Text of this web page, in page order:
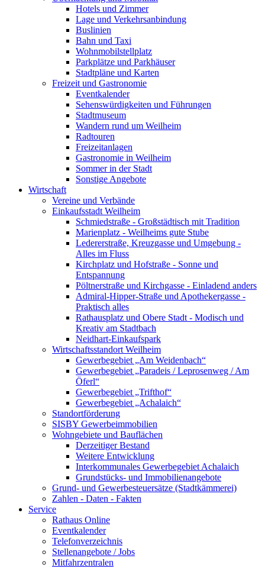
Hotels und Zimmer
Lage und Verkehrsanbindung
Buslinien
Bahn und Taxi
Wohnmobilstellplatz
Parkplätze und Parkhäuser
Stadtpläne und Karten
Freizeit und Gastronomie
Eventkalender
Sehenswürdigkeiten und Führungen
Stadtmuseum
Wandern rund um Weilheim
Radtouren
Freizeitanlagen
Gastronomie in Weilheim
Sommer in der Stadt
Sonstige Angebote
Wirtschaft
Vereine und Verbände
Einkaufsstadt Weilheim
Schmiedstraße - Großstädtisch mit Tradition
Marienplatz - Weilheims gute Stube
Ledererstraße, Kreuzgasse und Umgebung -
Alles im Fluss
Kirchplatz und Hofstraße - Sonne und
Entspannung
Pöltnerstraße und Kirchgasse - Einladend anders
Admiral-Hipper-Straße und Apothekergasse -
Praktisch alles
Rathausplatz und Obere Stadt - Modisch und
Kreativ am Stadtbach
Neidhart-Einkaufspark
Wirtschaftsstandort Weilheim
Gewerbegebiet „Am Weidenbach“
Gewerbegebiet „Paradeis / Leprosenweg / Am
Öferl“
Gewerbegebiet „Trifthof“
Gewerbegebiet „Achalaich“
Standortförderung
SISBY Gewerbeimmobilien
Wohngebiete und Bauflächen
Derzeitiger Bestand
Weitere Entwicklung
Interkommunales Gewerbegebiet Achalaich
Grundstücks- und Immobilienangebote
Grund- und Gewerbesteuersätze (Stadtkämmerei)
Zahlen - Daten - Fakten
Service
Rathaus Online
Eventkalender
Telefonverzeichnis
Stellenangebote / Jobs
Mitfahrzentralen